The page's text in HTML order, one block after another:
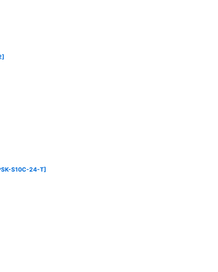
]
S10C-24-T]